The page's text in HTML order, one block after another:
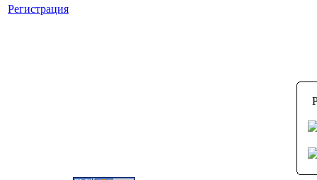
Регистрация